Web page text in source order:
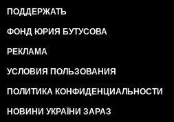
ПОДДЕРЖАТЬ
ФОНД ЮРИЯ БУТУСОВА
РЕКЛАМА
УСЛОВИЯ ПОЛЬЗОВАНИЯ
ПОЛИТИКА КОНФИДЕНЦИАЛЬНОСТИ
НОВИНИ УКРАЇНИ ЗАРАЗ